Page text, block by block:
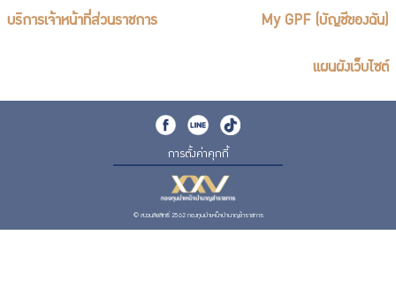
บริการเจ้าหน้าที่ส่วนราชการ My GPF (บัญชีของฉัน)
แผนผังเว็บไซต์
การตั้งค่าคุกกี้
© สงวนลิขสิทธิ์ 2562 กองทุนบำเหน็จบำนาญข้าราชการ